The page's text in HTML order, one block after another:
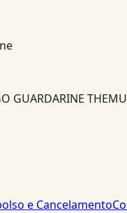
GUARDARINE
e Cancelamento